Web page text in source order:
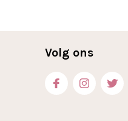
Volg ons